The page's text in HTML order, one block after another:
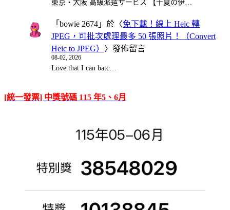
東京・大阪 高級派遣サービス 【千夏の伊…
「 bowie 2674 」於〈免下載！線上 Heic 轉
JPEG，可批次處理最多 50 張照片！（Convert
Heic to JPEG） 〉發佈留言
08-02, 2026
Love that I can batc…
[統一發票] 中獎號碼 115 年5、6月